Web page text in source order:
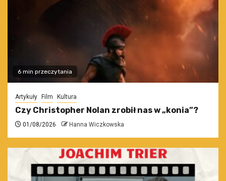
6 min przeczytania
Artykuły Film Kultura
Czy Christopher Nolan zrobił nas w „konia”?
01/08/2026 Hanna Wiczkowska